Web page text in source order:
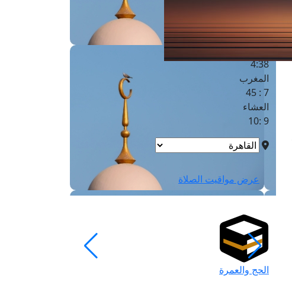
6 :17
1 : 1
العصر
4:38
المغرب
7 : 45
العشاء
9 :10
عرض مواقيت الصلاة
الحج والعمرة